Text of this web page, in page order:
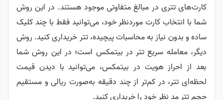
کارت‌های تتری در مبالغ متفاوتی موجود هستند. در این روش
شما با انتخاب کارت موردنظر خود، می‌توانید فقط با چند کلیک
ساده و بدون نیاز به محاسبات پیچیده، تتر خریداری کنید. روش
دیگر، معامله سریع تتر در بیتمکس است؛ در این روش شما
بعد از احراز هویت در بیتمکس، می‌توانید با دیدن قیمت
لحظه‌ای تتر، در کم‌تر از چند دقیقه به‌صورت ریالی و مستقیم
حجم تتر مد نظر خود را خریداری کنید.